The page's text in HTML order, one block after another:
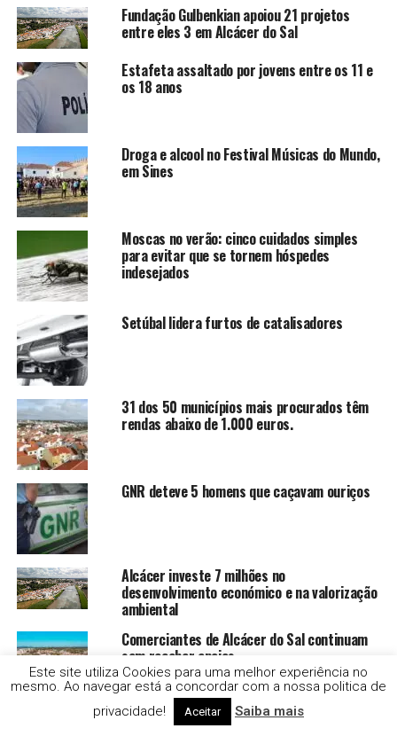
Fundação Gulbenkian apoiou 21 projetos
entre eles 3 em Alcácer do Sal
Estafeta assaltado por jovens entre os 11 e
os 18 anos
Droga e alcool no Festival Músicas do Mundo,
em Sines
Moscas no verão: cinco cuidados simples
para evitar que se tornem hóspedes
indesejados
Setúbal lidera furtos de catalisadores
31 dos 50 municípios mais procurados têm
rendas abaixo de 1.000 euros.
GNR deteve 5 homens que caçavam ouriços
Alcácer investe 7 milhões no
desenvolvimento económico e na valorização
ambiental
Comerciantes de Alcácer do Sal continuam
sem receber apoios
GNR apreende tabaco que teria impacto
Este site utiliza Cookies para uma melhor experiência no
mesmo. Ao navegar está a concordar com a nossa politica de
privacidade!
Aceitar Saiba mais